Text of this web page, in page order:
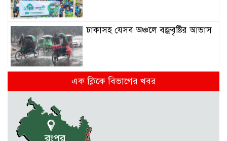
ঢাকাসহ যেসব অঞ্চলে বজ্রবৃষ্টির আভাস
কলমাকান্দা-নেত্রকোনা আঞ্চলিক সড়কে
৫ শতাধিক গাছের চারা রোপণ
মেলান্দহে ব্র্যাকের স্বাস্থ্য ক্যাম্প পরিদর্শনে
ইউএনও
এক ক্লিকে বিভাগের খবর